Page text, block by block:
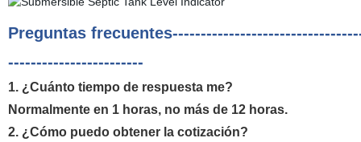
Preguntas
------------------------
1. ¿Cuánto tiempo de respuesta me?
Normalmente en 1 horas, no más de 12 horas.
2. ¿Cómo puedo obtener la cotización?